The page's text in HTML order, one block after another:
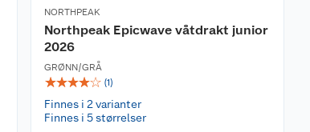
NORTHPEAK
Northpeak Epicwave våtdrakt junior
2026
GRØNN/GRÅ
☆☆☆☆☆ (1)
Finnes i 2 varianter
Finnes i 5 størrelser